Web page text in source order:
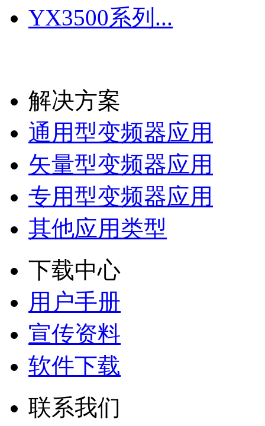
YX3500系列...
解决方案
通用型变频器应用
矢量型变频器应用
专用型变频器应用
其他应用类型
下载中心
用户手册
宣传资料
软件下载
联系我们